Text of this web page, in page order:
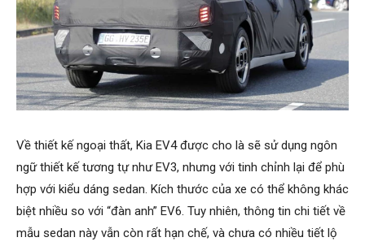
Về thiết kế ngoại thất, Kia EV4 được cho là sẽ sử dụng ngôn
ngữ thiết kế tương tự như EV3, nhưng với tinh chỉnh lại để phù
hợp với kiểu dáng sedan. Kích thước của xe có thể không khác
biệt nhiều so với “đàn anh” EV6. Tuy nhiên, thông tin chi tiết về
mẫu sedan này vẫn còn rất hạn chế, và chưa có nhiều tiết lộ